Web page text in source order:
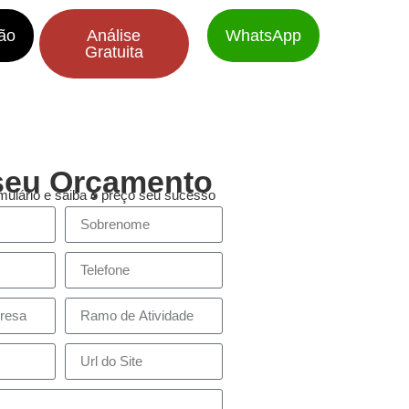
Análise
Gratuita
WhatsApp
Orçamento
e saiba o preço seu sucesso